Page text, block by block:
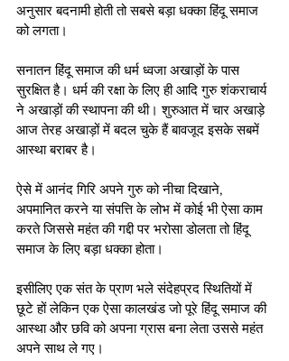
अनुसार बदनामी होती तो सबसे बड़ा धक्का हिंदू समाज
को लगता।
सनातन हिंदू समाज की धर्म ध्वजा अखाड़ों के पास
सुरक्षित है। धर्म की रक्षा के लिए ही आदि गुरु शंकराचार्य
ने अखाड़ों की स्थापना की थी। शुरुआत में चार अखाड़े
आज तेरह अखाड़ों में बदल चुके हैं बावजूद इसके सबमें
आस्था बराबर है।
ऐसे में आनंद गिरि अपने गुरु को नीचा दिखाने,
अपमानित करने या संपत्ति के लोभ में कोई भी ऐसा काम
करते जिससे महंत की गद्दी पर भरोसा डोलता तो हिंदू
समाज के लिए बड़ा धक्का होता।
इसीलिए एक संत के प्राण भले संदेहप्रद स्थितियों में
छूटे हों लेकिन एक ऐसा कालखंड जो पूरे हिंदू समाज की
आस्था और छवि को अपना ग्रास बना लेता उससे महंत
अपने साथ ले गए।